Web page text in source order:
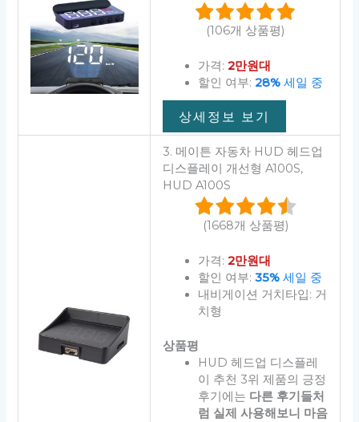
(106개 상품평)
가격: 2만원대
할인 여부: 28%세일 중
상세정보 보기
3. 메이튼 자동차 HUD 헤드업
디스플레이 개선형 A100S,
HUD A100S
(1668개 상품평)
가격: 2만원대
할인 여부: 35%세일 중
내비게이션 거치타입: 거
치형
상품평
HUD 헤드업 디스플레
이 추천 3위 제품의 긍정
후기에는 다른 후기들처
럼 실제 사용해보니 마음